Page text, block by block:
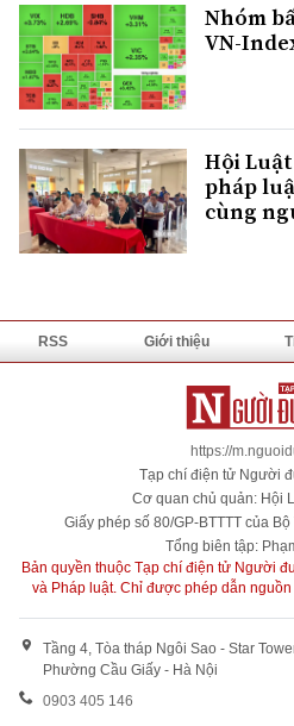
Nhóm
VN-
Hội
pháp
cùng
RSS Giới thiệu
https://
Tạp chí điện tử Người
Cơ quan chủ quản: Hội
Giấy phép số 80/GP-BTTTT của
Tổng biên tập:
Bản quyền thuộc Tạp chí điện tử Người
và Pháp luật. Chỉ được phép dẫn
Tầng 4, Tòa tháp Ngôi Sao - Star
Phường Cầu Giấy - Hà Nội
0903 405 146